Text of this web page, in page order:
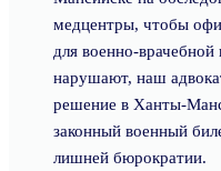
медцентры, чтобы
для военно-
нарушают, наш
решение в Ханты-
законный военный
лишней бюрократии.